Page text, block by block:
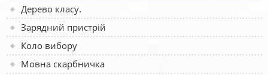
Дерево класу.
Зарядний пристрій
Коло вибору
Мовна скарбничка